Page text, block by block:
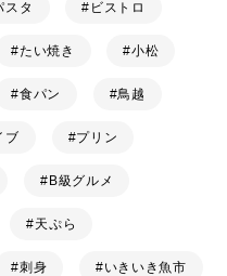
スタ ビストロ
たい焼き 小松
食パン 鳥越
ブ プリン
B級グルメ
天ぷら
刺身 いきいき魚市